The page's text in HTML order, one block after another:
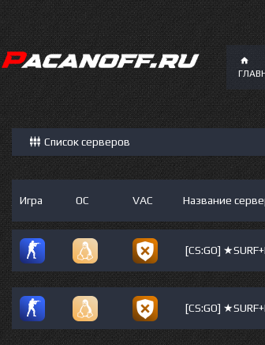
Список серверов
Игра ОС VAC Название
[CS:GO]
[CS:GO]